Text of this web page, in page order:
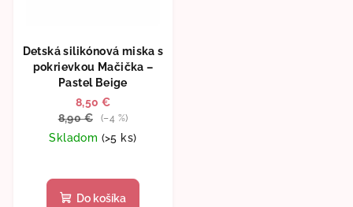
Detská silikónová miska s
pokrievkou Mačička –
Pastel Beige
8,50 €
8,90 €
(–4 %)
Skladom (>5 ks)
Do košíka